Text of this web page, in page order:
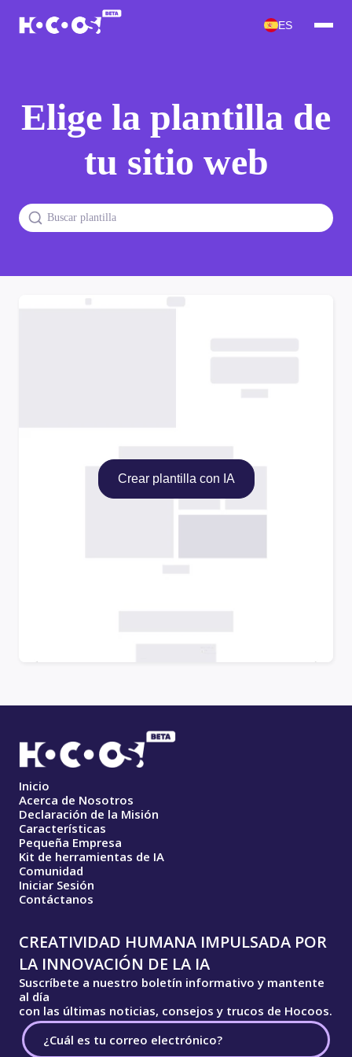
ES
Elige la plantilla de
tu sitio web
Crear plantilla con IA
Inicio
Acerca de Nosotros
Declaración de la Misión
Características
Pequeña Empresa
Kit de herramientas de IA
Comunidad
Iniciar Sesión
Contáctanos
CREATIVIDAD HUMANA IMPULSADA POR
LA INNOVACIÓN DE LA IA
Suscríbete a nuestro boletín informativo y mantente
al día
con las últimas noticias, consejos y trucos de Hocoos.